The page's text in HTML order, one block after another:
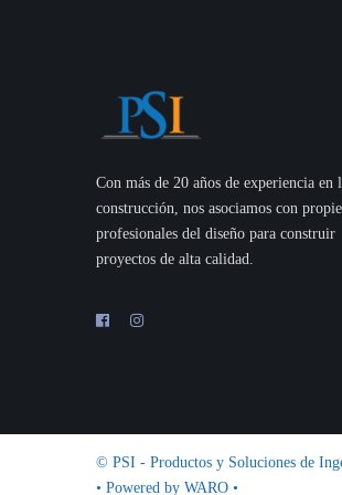
Con más de 20 años de experiencia en
construcción, nos asociamos con
profesionales del diseño para construir
proyectos de alta calidad.
© PSI - Productos y Soluciones de
• Powered by WARO •